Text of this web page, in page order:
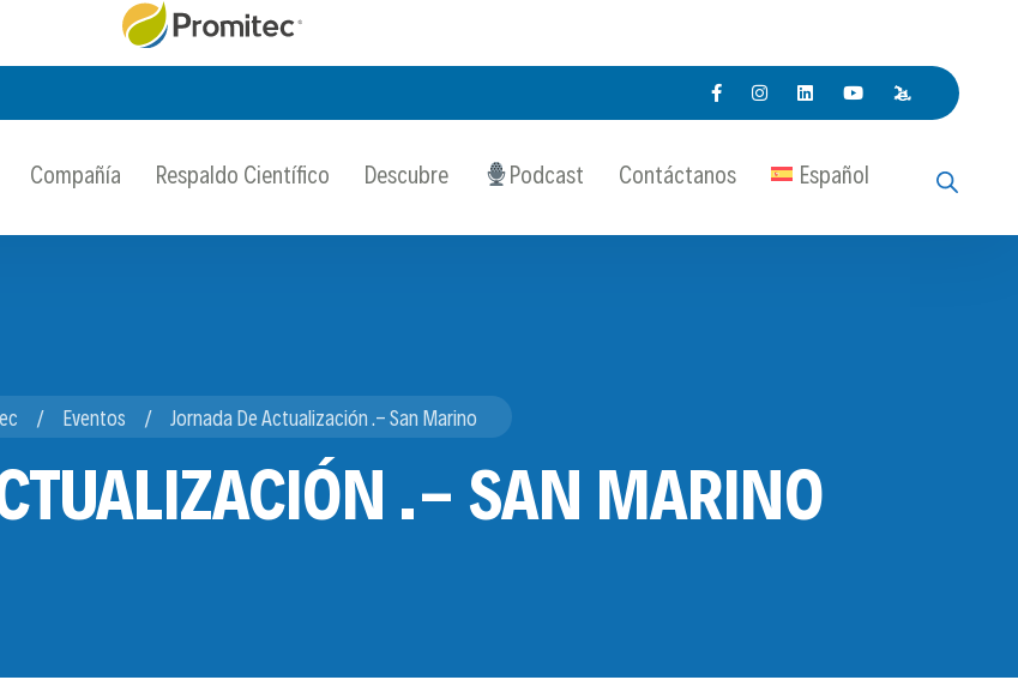
Compañía Respaldo Científico Descubre Podcast Contáctanos Español
Eventos Jornada De Actualización .- San Marino
.- SAN MARINO